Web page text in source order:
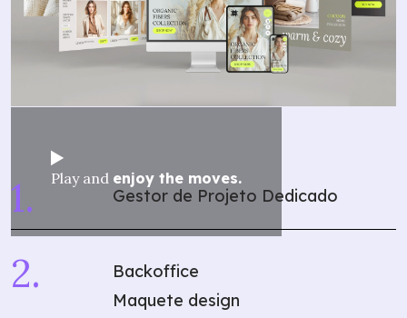
Play and enjoy the moves.
Gestor de Projeto Dedicado
Backoffice
Maquete design